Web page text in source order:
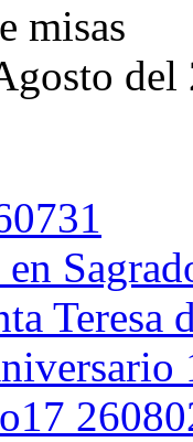
misas
del
Teresa